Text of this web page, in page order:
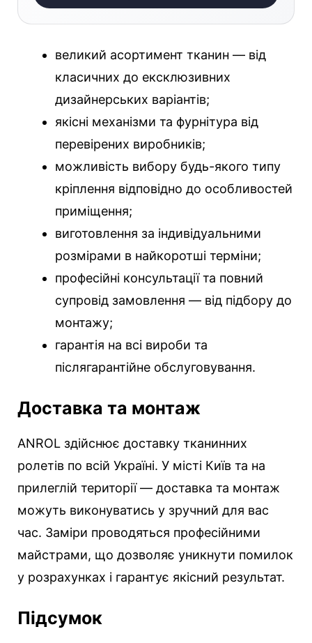
великий асортимент тканин — від
класичних до ексклюзивних
дизайнерських варіантів;
якісні механізми та фурнітура від
перевірених виробників;
можливість вибору будь-якого типу
кріплення відповідно до особливостей
приміщення;
виготовлення за індивідуальними
розмірами в найкоротші терміни;
професійні консультації та повний
супровід замовлення — від підбору до
монтажу;
гарантія на всі вироби та
післягарантійне обслуговування.
Доставка та монтаж
ANROL здійснює доставку тканинних
ролетів по всій Україні. У місті Київ та на
прилеглій території — доставка та монтаж
можуть виконуватись у зручний для вас
час. Заміри проводяться професійними
майстрами, що дозволяє уникнути помилок
у розрахунках і гарантує якісний результат.
Підсумок